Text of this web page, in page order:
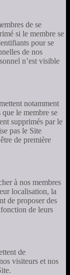
de se
si le membre se
pour se
de nos
n’est visible
notamment
que le membre se
supprimés par le
pas le Site
de première
à nos membres
localisation, la
de proposer des
de leurs
de
visiteurs et nos